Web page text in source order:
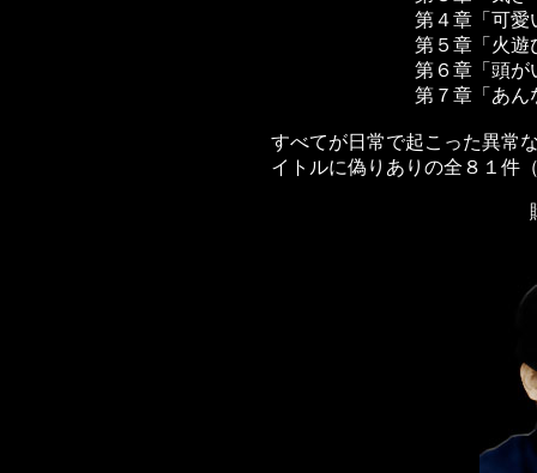
第４章「可
第５章「火遊
第６章「頭
第７章「あ
すべてが日常で起こった異常
イトルに偽りありの全８１件